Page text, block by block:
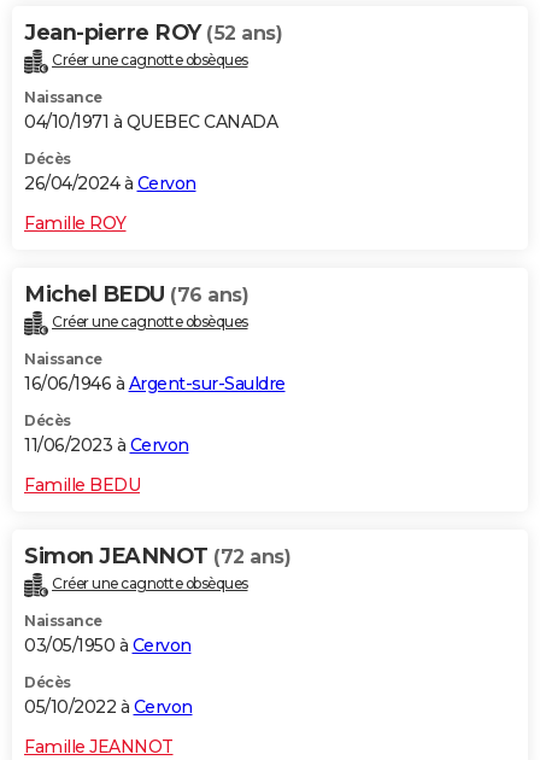
Jean-pierre ROY (52 ans)
Créer une cagnotte obsèques
Naissance
04/10/1971 à QUEBEC CANADA
Décès
26/04/2024 à Cervon
Famille ROY
Michel BEDU (76 ans)
Créer une cagnotte obsèques
Naissance
16/06/1946 à Argent-sur-Sauldre
Décès
11/06/2023 à Cervon
Famille BEDU
Simon JEANNOT (72 ans)
Créer une cagnotte obsèques
Naissance
03/05/1950 à Cervon
Décès
05/10/2022 à Cervon
Famille JEANNOT